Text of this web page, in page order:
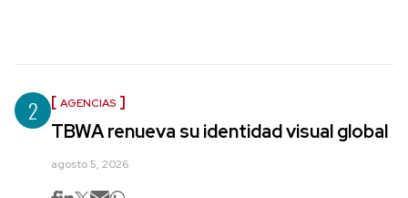
2 AGENCIAS
TBWA renueva su identidad visual global
agosto 5, 2026